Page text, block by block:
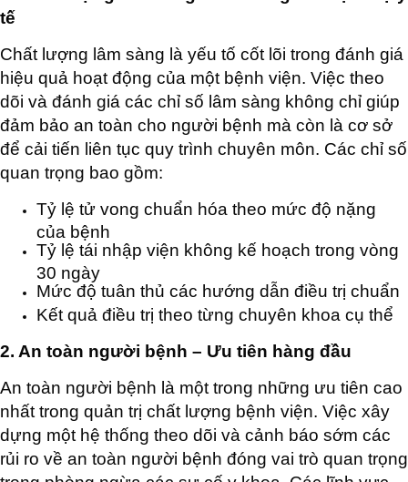
tế
Chất lượng lâm sàng là yếu tố cốt lõi trong đánh giá
hiệu quả hoạt động của một bệnh viện. Việc theo
dõi và đánh giá các chỉ số lâm sàng không chỉ giúp
đảm bảo an toàn cho người bệnh mà còn là cơ sở
để cải tiến liên tục quy trình chuyên môn. Các chỉ số
quan trọng bao gồm:
Tỷ lệ tử vong chuẩn hóa theo mức độ nặng
của bệnh
Tỷ lệ tái nhập viện không kế hoạch trong vòng
30 ngày
Mức độ tuân thủ các hướng dẫn điều trị chuẩn
Kết quả điều trị theo từng chuyên khoa cụ thể
2. An toàn người bệnh – Ưu tiên hàng đầu
An toàn người bệnh là một trong những ưu tiên cao
nhất trong quản trị chất lượng bệnh viện. Việc xây
dựng một hệ thống theo dõi và cảnh báo sớm các
rủi ro về an toàn người bệnh đóng vai trò quan trọng